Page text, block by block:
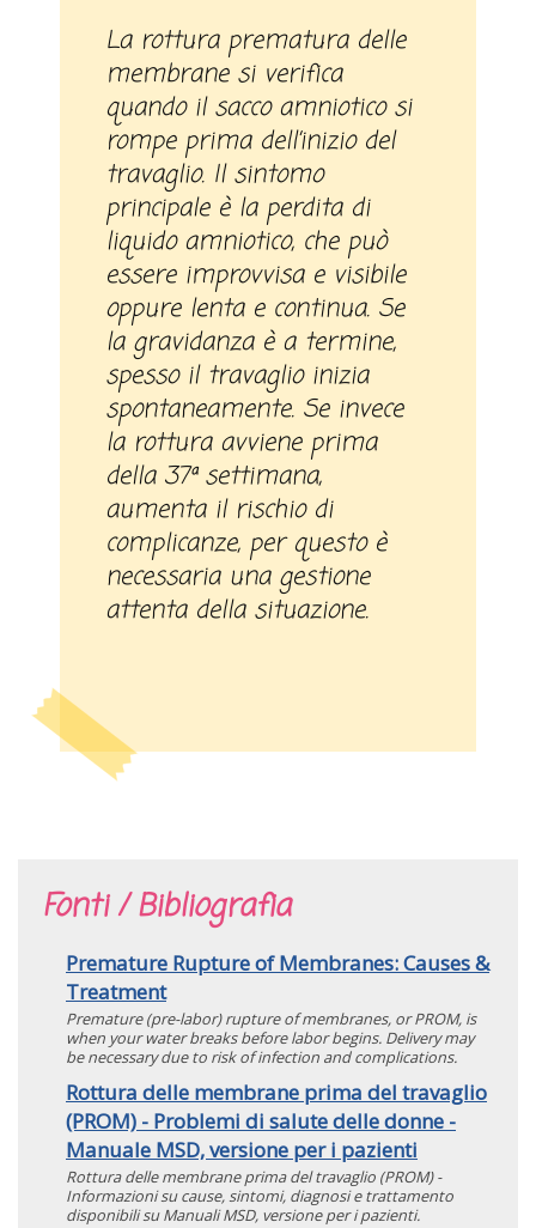
La rottura prematura delle
membrane si verifica
quando il sacco amniotico si
rompe prima dell’inizio del
travaglio. Il sintomo
principale è la perdita di
liquido amniotico, che può
essere improvvisa e visibile
oppure lenta e continua. Se
la gravidanza è a termine,
spesso il travaglio inizia
spontaneamente. Se invece
la rottura avviene prima
della 37ª settimana,
aumenta il rischio di
complicanze, per questo è
necessaria una gestione
attenta della situazione.
Fonti / Bibliografia
Premature Rupture of Membranes: Causes &
Treatment
Premature (pre-labor) rupture of membranes, or PROM, is
when your water breaks before labor begins. Delivery may
be necessary due to risk of infection and complications.
Rottura delle membrane prima del travaglio
(PROM) - Problemi di salute delle donne -
Manuale MSD, versione per i pazienti
Rottura delle membrane prima del travaglio (PROM) -
Informazioni su cause, sintomi, diagnosi e trattamento
disponibili su Manuali MSD, versione per i pazienti.